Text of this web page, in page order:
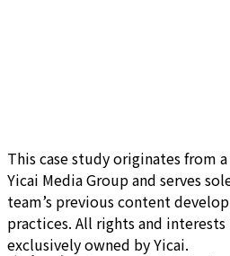
This case study originates from
Yicai Media Group and serves
team’s previous content
practices. All rights and
exclusively owned by Yicai.